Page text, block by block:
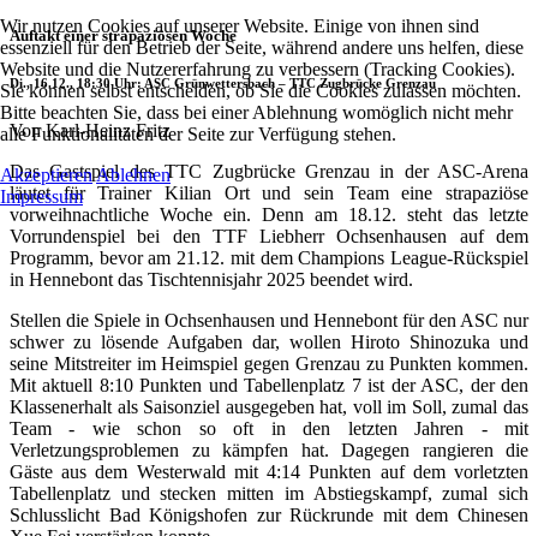
Auftakt einer strapaziösen Woche
Di., 16.12., 18:30 Uhr: ASC Grünwettersbach – TTC Zugbrücke Grenzau
Von Karl-Heinz Fritz
Das Gastspiel des TTC Zugbrücke Grenzau in der ASC-Arena
läutet für Trainer Kilian Ort und sein Team eine strapaziöse
vorweihnachtliche Woche ein. Denn am 18.12. steht das letzte
Vorrundenspiel bei den TTF Liebherr Ochsenhausen auf dem
Programm, bevor am 21.12. mit dem Champions League-Rückspiel
in Hennebont das Tischtennisjahr 2025 beendet wird.
Stellen die Spiele in Ochsenhausen und Hennebont für den ASC nur
schwer zu lösende Aufgaben dar, wollen Hiroto Shinozuka und
seine Mitstreiter im Heimspiel gegen Grenzau zu Punkten kommen.
Mit aktuell 8:10 Punkten und Tabellenplatz 7 ist der ASC, der den
Klassenerhalt als Saisonziel ausgegeben hat, voll im Soll, zumal das
Team - wie schon so oft in den letzten Jahren - mit
Verletzungsproblemen zu kämpfen hat. Dagegen rangieren die
Gäste aus dem Westerwald mit 4:14 Punkten auf dem vorletzten
Tabellenplatz und stecken mitten im Abstiegskampf, zumal sich
Schlusslicht Bad Königshofen zur Rückrunde mit dem Chinesen
Wir nutzen Cookies auf unserer Website. Einige von ihnen sind
essenziell für den Betrieb der Seite, während andere uns helfen, diese
Website und die Nutzererfahrung zu verbessern (Tracking Cookies).
Sie können selbst entscheiden, ob Sie die Cookies zulassen möchten.
Bitte beachten Sie, dass bei einer Ablehnung womöglich nicht mehr
alle Funktionalitäten der Seite zur Verfügung stehen.
AkzeptierenAblehnen
Impressum